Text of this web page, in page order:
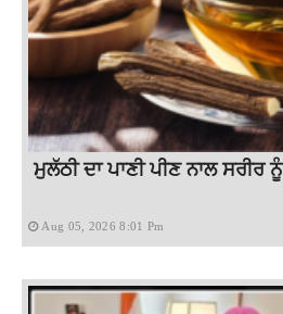
ਮੁਲੱਠੀ ਦਾ ਪਾਣੀ ਪੀਣ ਨਾਲ
Aug 05, 2026 8:01 Pm